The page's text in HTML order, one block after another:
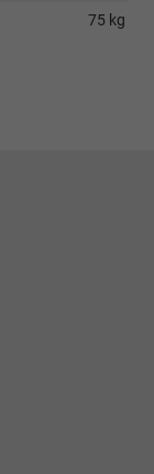
75 kg